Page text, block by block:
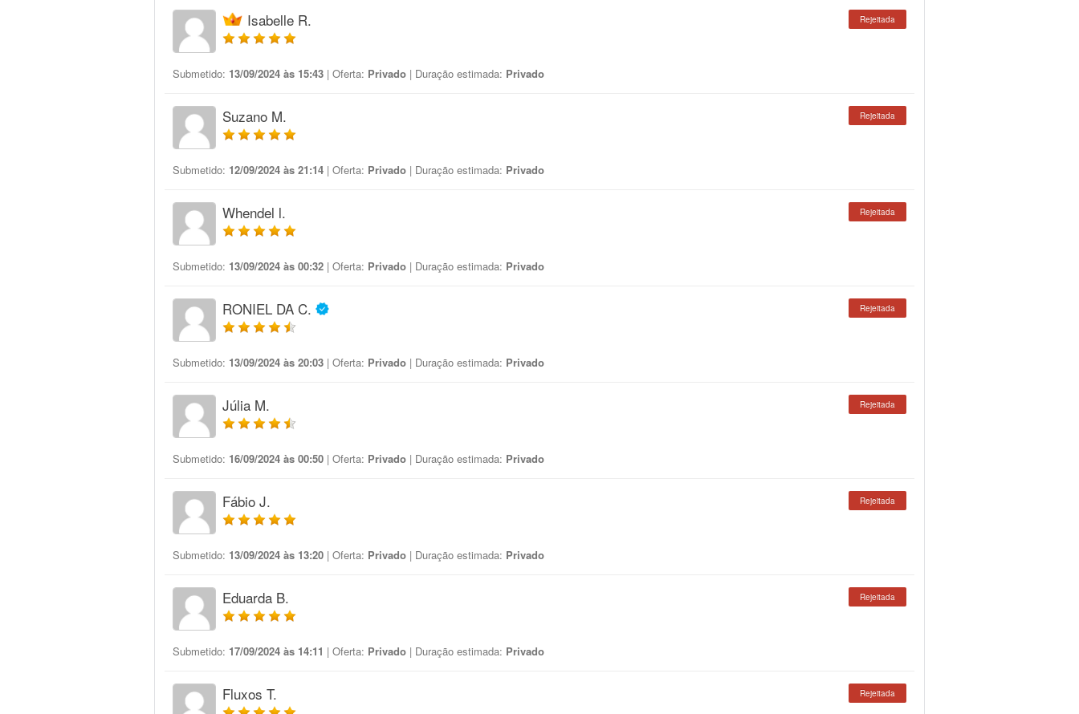
Isabelle R. Rejeitada
Submetido: 13/09/2024 às 15:43 | Oferta: Privado | Duração estimada: Privado
Suzano M. Rejeitada
Submetido: 12/09/2024 às 21:14 | Oferta: Privado | Duração estimada: Privado
Whendel l. Rejeitada
Submetido: 13/09/2024 às 00:32 | Oferta: Privado | Duração estimada: Privado
RONIEL DA C. Rejeitada
Submetido: 13/09/2024 às 20:03 | Oferta: Privado | Duração estimada: Privado
Júlia M. Rejeitada
Submetido: 16/09/2024 às 00:50 | Oferta: Privado | Duração estimada: Privado
Fábio J. Rejeitada
Submetido: 13/09/2024 às 13:20 | Oferta: Privado | Duração estimada: Privado
Eduarda B. Rejeitada
Submetido: 17/09/2024 às 14:11 | Oferta: Privado | Duração estimada: Privado
Fluxos T. Rejeitada